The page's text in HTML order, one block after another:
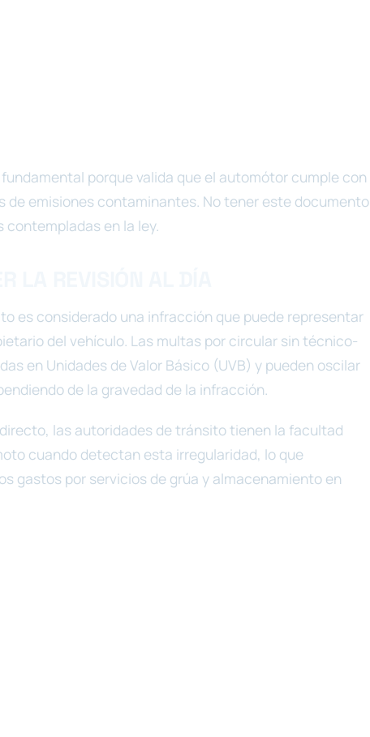
porque valida que el automótor cumple con
de emisiones contaminantes. No tener este documento
en la ley.
es considerado una infracción que puede representar
del vehículo. Las multas por circular sin técnico-
en Unidades de Valor Básico (UVB) y pueden oscilar
de la gravedad de la infracción.
las autoridades de tránsito tienen la facultad
cuando detectan esta irregularidad, lo que
gastos por servicios de grúa y almacenamiento en